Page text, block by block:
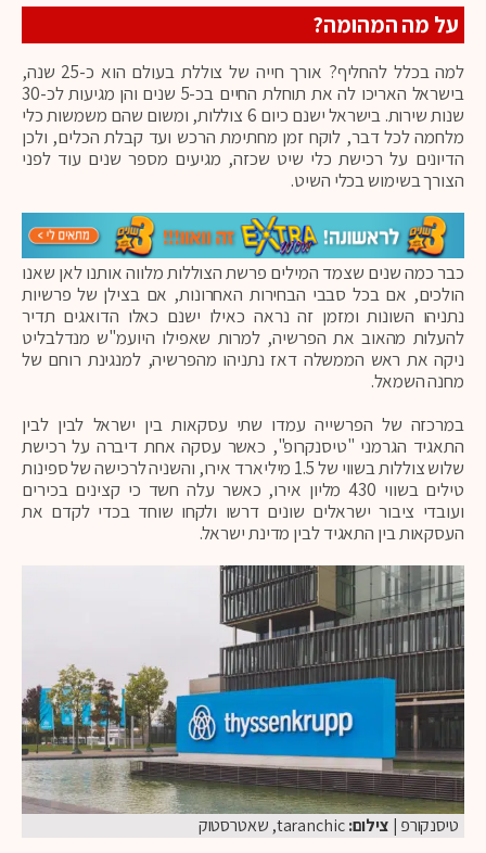
על מה המהומה?
למה בכלל להחליף? אורך חייה של צוללת בעולם הוא כ-25 שנה,
בישראל האריכו לה את תוחלת החיים בכ-5 שנים והן מגיעות לכ-30
שנות שירות. בישראל ישנם כיום 6 צוללות, ומשום שהם משמשות כלי
מלחמה לכל דבר, לוקח זמן מחתימת הרכש ועד קבלת הכלים, ולכן
הדיונים על רכישת כלי שיט שכזה, מגיעים מספר שנים עוד לפני
הצורך בשימוש בכלי השיט.
כבר כמה שנים שצמד המילים פרשת הצוללות מלווה אותנו לאן שאנו
הולכים, אם בכל סבבי הבחירות האחרונות, אם בצילן של פרשיות
נתניהו השונות ומזמן זה נראה כאילו ישנם כאלו הדואגים תדיר
להעלות מהאוב את הפרשיה, למרות שאפילו היועמ"ש מנדלבליט
ניקה את ראש הממשלה דאז נתניהו מהפרשיה, למנגינת רוחם של
מחנה השמאל.
במרכזה של הפרשייה עמדו שתי עסקאות בין ישראל לבין לבין
התאגיד הגרמני "טיסנקרופ", כאשר עסקה אחת דיברה על רכישת
שלוש צוללות בשווי של 1.5 מיליארד אירו, והשניה לרכישה של ספינות
טילים בשווי 430 מליון אירו, כאשר עלה חשד כי קצינים בכירים
ועובדי ציבור ישראלים שונים דרשו ולקחו שוחד בכדי לקדם את
העסקאות בין התאגיד לבין מדינת ישראל.
טיסנקורפ | צילום:taranchic, שאטרסטוק